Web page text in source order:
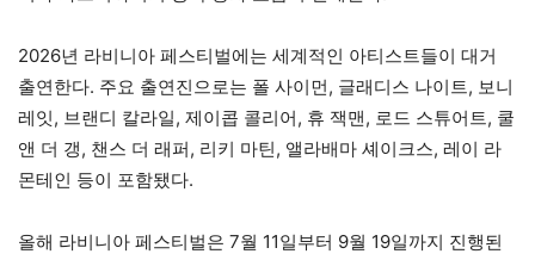
2026년 라비니아 페스티벌에는 세계적인 아티스트들이 대거
출연한다. 주요 출연진으로는 폴 사이먼, 글래디스 나이트, 보니
레잇, 브랜디 칼라일, 제이콥 콜리어, 휴 잭맨, 로드 스튜어트, 쿨
앤 더 갱, 챈스 더 래퍼, 리키 마틴, 앨라배마 셰이크스, 레이 라
몬테인 등이 포함됐다.
올해 라비니아 페스티벌은 7월 11일부터 9월 19일까지 진행된